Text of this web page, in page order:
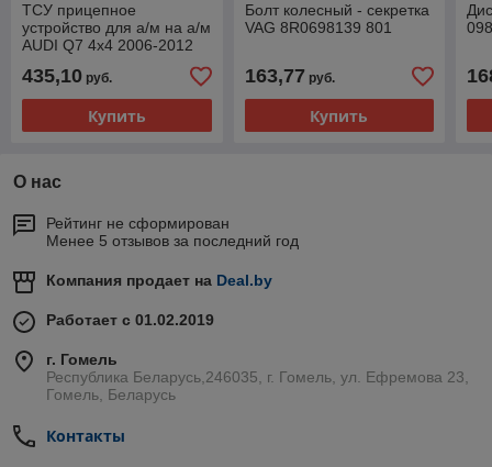
ТСУ прицепное
устройство для а/м на а/м
AUDI Q7 4x4 2006-2012
VOLKSWAGEN TOUAREG
VAG
435,10 руб.
Купить
Болт колесный - секретка
VAG 8R0698139 801
163,77 руб.
Купить
О нас
Рейтинг не сформирован
Менее 5 отзывов за последний год
Компания продает на Deal.by
Работает с 01.02.2019
г. Гомель
Республика Беларусь,246035, г. Гомель, ул. Ефремова 23,
Гомель, Беларусь
Контакты